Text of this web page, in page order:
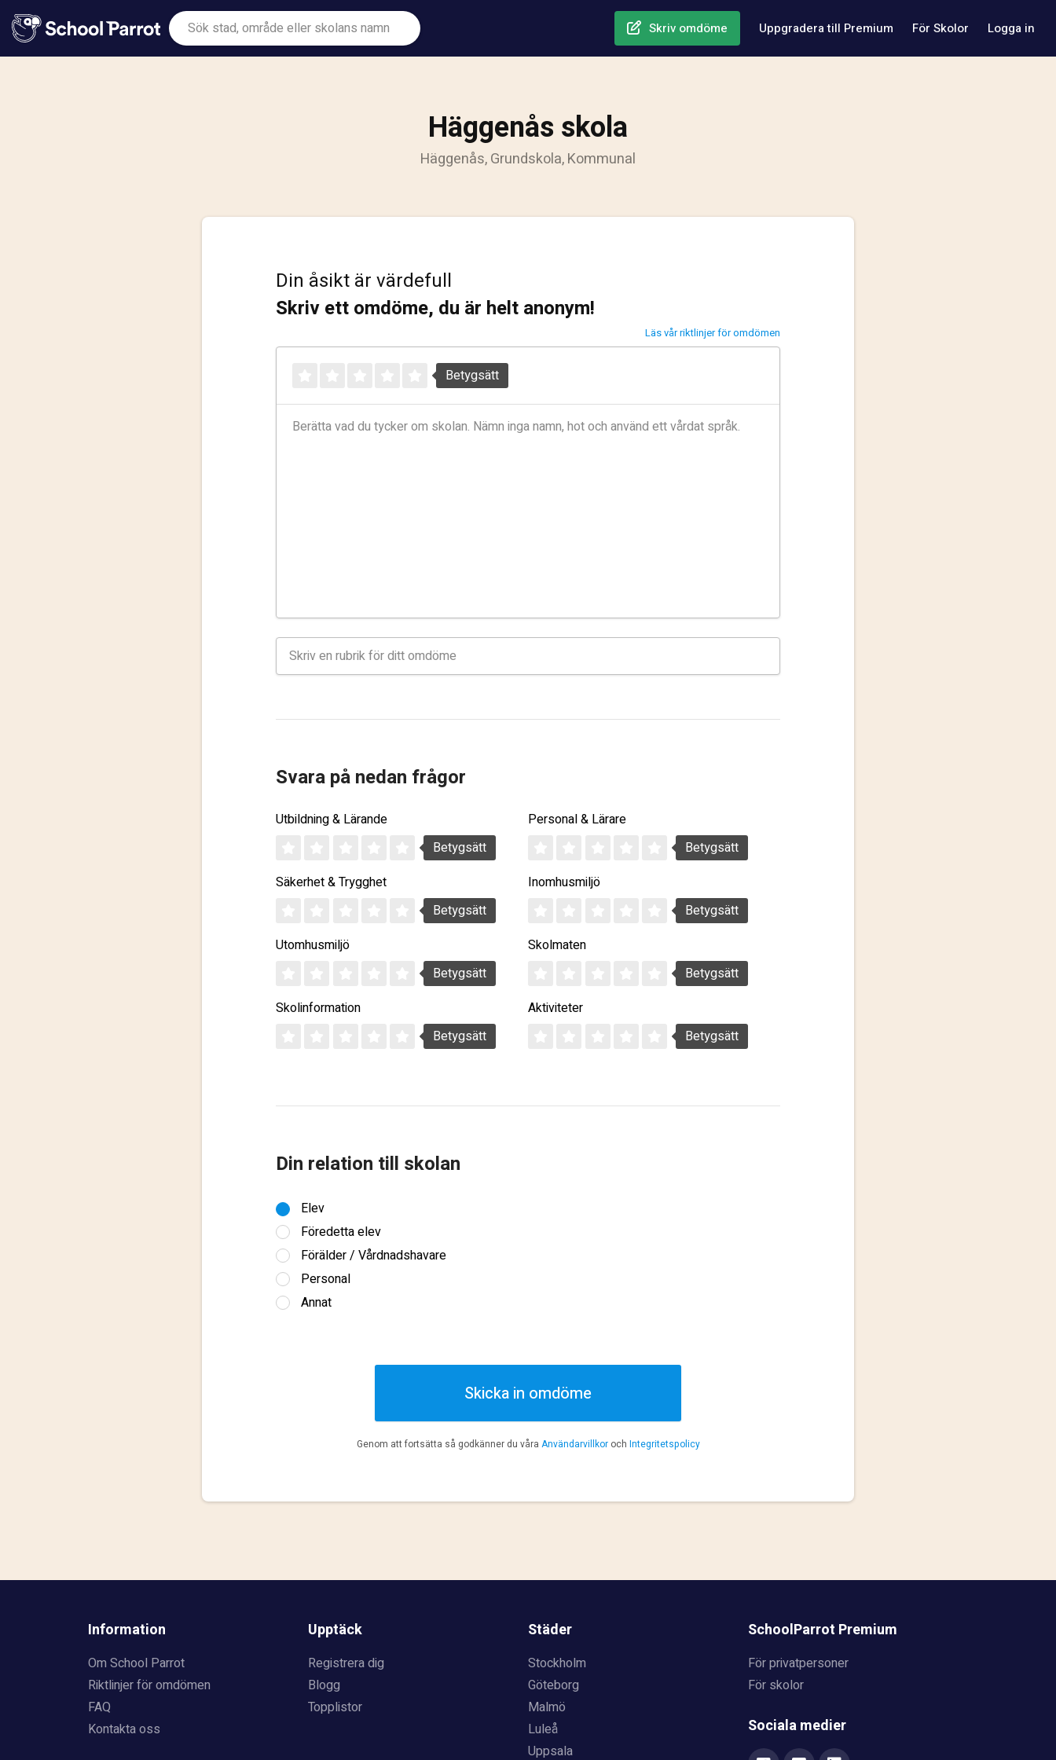
Skriv omdöme Uppgradera till Premium För Skolor Logga in
Häggenås skola
Häggenås, Grundskola, Kommunal
Din åsikt är värdefull
Skriv ett omdöme, du är helt anonym!
Läs vår riktlinjer för omdömen
Betygsätt
Svara på nedan frågor
Utbildning & Lärande
Betygsätt
Personal & Lärare
Betygsätt
Säkerhet & Trygghet
Betygsätt
Inomhusmiljö
Betygsätt
Utomhusmiljö
Betygsätt
Skolmaten
Betygsätt
Skolinformation
Betygsätt
Aktiviteter
Betygsätt
Din relation till skolan
Elev
Föredetta elev
Förälder / Vårdnadshavare
Personal
Annat
Skicka in omdöme
Genom att fortsätta så godkänner du våra Användarvillkoroch Integritetspolicy
Information
Om School Parrot
Riktlinjer för omdömen
FAQ
Kontakta oss
Upptäck
Registrera dig
Blogg
Topplistor
Städer
Stockholm
Göteborg
Malmö
Luleå
Uppsala
SchoolParrot Premium
För privatpersoner
För skolor
Sociala medier